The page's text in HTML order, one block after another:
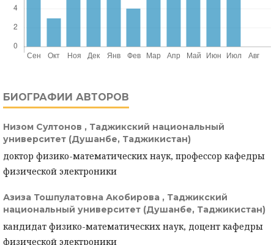
БИОГРАФИИ АВТОРОВ
Низом Султонов , Таджикский национальный
университет (Душанбе, Таджикистан)
доктор физико-математических наук, профессор кафедры
физической электроники
Азиза Тошпулатовна Акобирова , Таджикский
национальный университет (Душанбе, Таджикистан)
кандидат физико-математических наук, доцент кафедры
физической электроники